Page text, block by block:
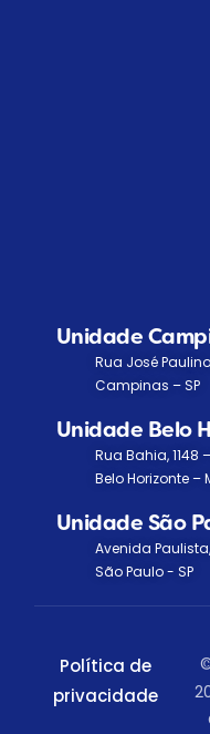
Unidade
Rua José
Campinas – SP
Unidade Belo
Rua Bahia, 1148
Belo Horizonte –
Unidade São
Avenida
São Paulo - SP
Política de
privacidade